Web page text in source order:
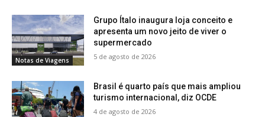
Notas de Viagens
Grupo Ítalo inaugura loja conceito e
apresenta um novo jeito de viver o
supermercado
5 de agosto de 2026
Brasil é quarto país que mais ampliou
turismo internacional, diz OCDE
4 de agosto de 2026